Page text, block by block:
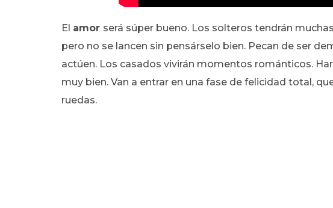
El amor será súper bueno. Los solteros tendrán
pero no se lancen sin pensárselo bien. Pecan de ser
actúen. Los casados vivirán momentos románticos.
muy bien. Van a entrar en una fase de felicidad total,
ruedas.